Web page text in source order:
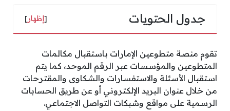
جدول الحتويات [إظهار]
تقوم منصة متطوعين الإمارات باستقبال مكالمات
المتطوعين والمؤسسات عبر الرقم الموحد، كما يتم
استقبال الأسئلة والاستفسارات والشكاوى والمقترحات
من خلال عنوان البريد الإلكتروني أو عن طريق الحسابات
الرسمية على مواقع وشبكات التواصل الاجتماعي.